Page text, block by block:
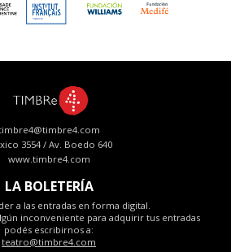
3554 / Av. Boedo 640
www.timbre4.com
LA BOLETERÍA
a las entradas en forma digital.
inconveniente para adquirir tus entradas
podés escribirnos a:
teatro@timbre4.com